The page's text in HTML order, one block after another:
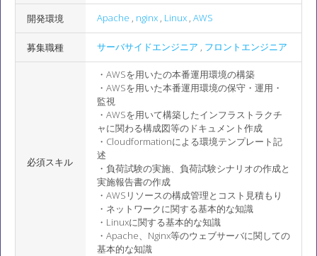
開発環境 Apache , nginx , Linux , AWS
募集職種 サーバサイドエンジニア , フロントエンジニア
必須スキル
・AWSを用いたの本番運用環境の構築
・AWSを用いた本番運用環境の保守・運用・
監視
・AWSを用いて構築したインフラストラクチ
ャに関わる構成図等のドキュメント作成
・Cloudformationによる環境テンプレート記
述
・負荷試験の実施、負荷試験シナリオの作成と
実施報告書の作成
・AWSリソースの構成管理とコスト見積もり
・ネットワークに関する基本的な知識
・Linuxに関する基本的な知識
・Apache、Nginx等のウェブサーバに関しての
基本的な知識